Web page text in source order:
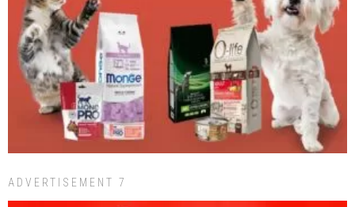
ADVERTISEMENT 7